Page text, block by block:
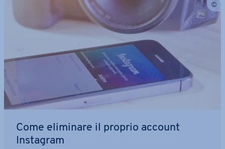
Come eliminare il proprio account
Instagram